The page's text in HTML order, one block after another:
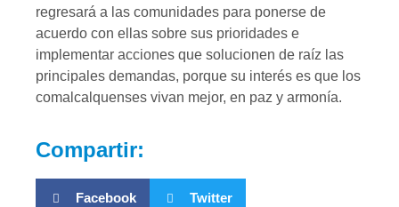
regresará a las comunidades para ponerse de
acuerdo con ellas sobre sus prioridades e
implementar acciones que solucionen de raíz las
principales demandas, porque su interés es que los
comalcalquenses vivan mejor, en paz y armonía.
Compartir:
Facebook Twitter